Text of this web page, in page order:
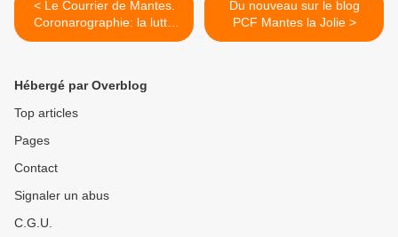
< Le Courrier de Mantes.
Coronarographie: la lutte
continue.
Du nouveau sur le blog
PCF Mantes la Jolie >
Hébergé par Overblog
Top articles
Pages
Contact
Signaler un abus
C.G.U.